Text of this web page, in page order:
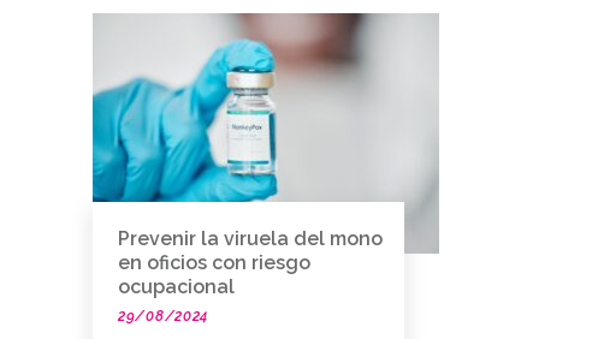
Prevenir la viruela del mono
en oficios con riesgo
ocupacional
29/08/2024